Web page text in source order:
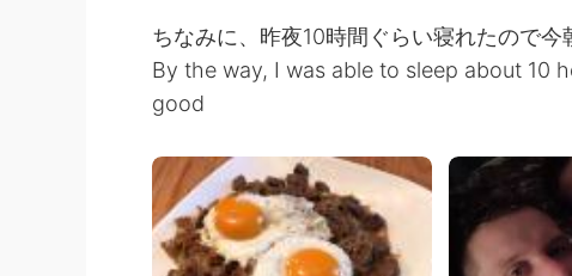
ちなみに、昨夜10時間ぐらい寝れたので今
By the way, I was able to sleep about 10
good